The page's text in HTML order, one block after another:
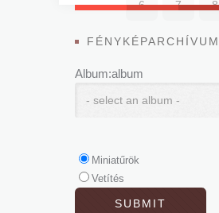
6 7 8
FÉNYKÉPARCHÍVUM
Album:album
Miniatűrök
Vetítés